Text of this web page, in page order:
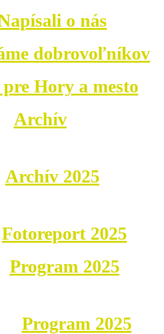
o nás
dobrovoľníkov
Hory a mesto
Archív
Archív 2025
Fotoreport 2025
Program 2025
Program 2025